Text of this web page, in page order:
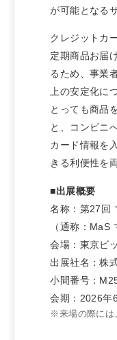
が可能となる
クレジットカ
定期商品お届
るため、事業
上の安定化に
とっても商品
と、コンビニ
カード情報を
きる利便性を
■出展概要
名称：第27回
（通称：MaS
会場：東京ビ
出展社名：株
小間番号：
会期：2026年
※来場の際には